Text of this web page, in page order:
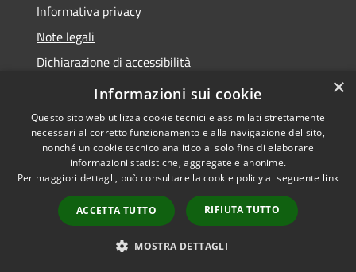
Informativa privacy
Note legali
Dichiarazione di accessibilità
WhistleblowingPA
Accessibilità
Copyright © 2026 • Comune di
Canosa di Puglia • Powered by
Municipium•
Accesso
redazione
×
Informazioni sui cookie
Questo sito web utilizza cookie tecnici e assimilati strettamente
necessari al corretto funzionamento e alla navigazione del sito,
nonché un cookie tecnico analitico al solo fine di elaborare
informazioni statistiche, aggregate e anonime.
Per maggiori dettagli, può consultare la cookie policy al seguente link
ACCETTA TUTTO RIFIUTA TUTTO
MOSTRA DETTAGLI